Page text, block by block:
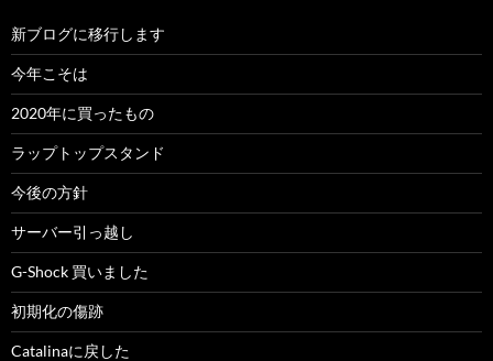
新ブログに移行します
今年こそは
2020年に買ったもの
ラップトップスタンド
今後の方針
サーバー引っ越し
G-Shock 買いました
初期化の傷跡
Catalinaに戻した